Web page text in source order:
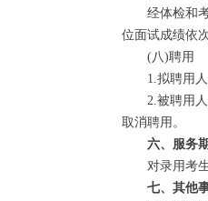
经体检和考
位面试成绩依
(八)聘用
1.拟聘用人员
2.被聘用人员
取消聘用。
六、服务
对录用考生
七、其他